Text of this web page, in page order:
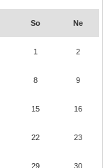
So Ne
1 2
8 9
15 16
22 23
29 30